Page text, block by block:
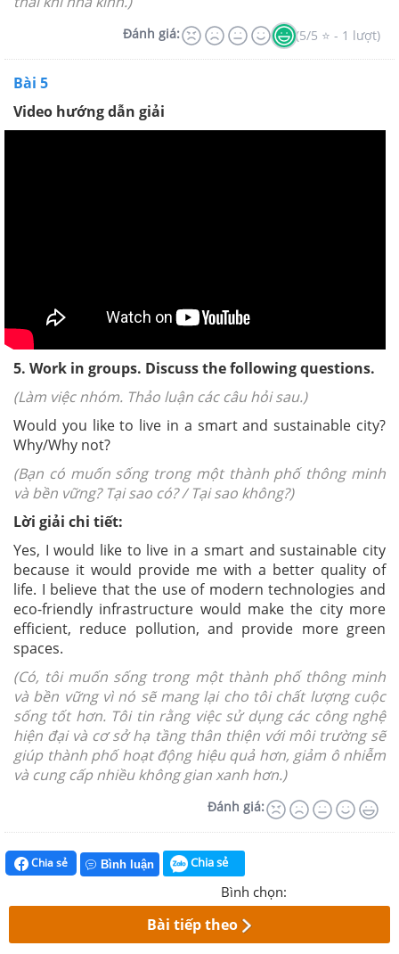
Đánh giá: (5/5 ⭐ - 1 lượt)
Bài 5
Video hướng dẫn giải
5. Work in groups. Discuss the following questions.
(Làm việc nhóm. Thảo luận các câu hỏi sau.)
Would you like to live in a smart and sustainable city?
Why/Why not?
(Bạn có muốn sống trong một thành phố thông minh
và bền vững? Tại sao có? / Tại sao không?)
Lời giải chi tiết:
Yes, I would like to live in a smart and sustainable city
because it would provide me with a better quality of
life. I believe that the use of modern technologies and
eco-friendly infrastructure would make the city more
efficient, reduce pollution, and provide more green
spaces.
(Có, tôi muốn sống trong một thành phố thông minh
và bền vững vì nó sẽ mang lại cho tôi chất lượng cuộc
sống tốt hơn. Tôi tin rằng việc sử dụng các công nghệ
hiện đại và cơ sở hạ tầng thân thiện với môi trường sẽ
giúp thành phố hoạt động hiệu quả hơn, giảm ô nhiễm
và cung cấp nhiều không gian xanh hơn.)
Đánh giá:
Chia sẻ Bình luận Chia sẻ
Bình chọn:
Bài tiếp theo